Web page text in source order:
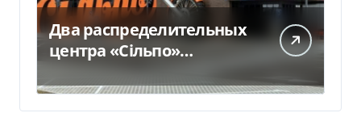
Два распределительных
центра «Сільпо»
пострадали от
российской атаки —
Delo.ua